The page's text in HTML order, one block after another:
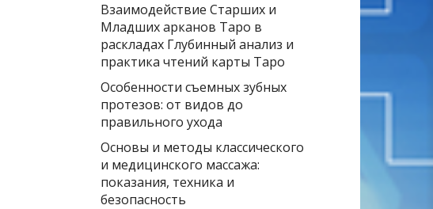
Взаимодействие Старших и
Младших арканов Таро в
раскладах Глубинный анализ и
практика чтений карты Таро
Особенности съемных зубных
протезов: от видов до
правильного ухода
Основы и методы классического
и медицинского массажа:
показания, техника и
безопасность